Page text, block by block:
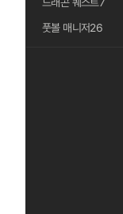
풋볼 매니저26